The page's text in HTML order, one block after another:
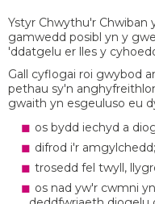
Ystyr Chwythu'r
gamwedd posibl yn y
'ddatgelu er lles y
Gall cyflogai roi gwybod
pethau sy'n
gwaith yn esgeuluso eu
os bydd iechyd a
difrod i'r amgylchedd;
trosedd fel twyll,
os nad yw'r cwmni